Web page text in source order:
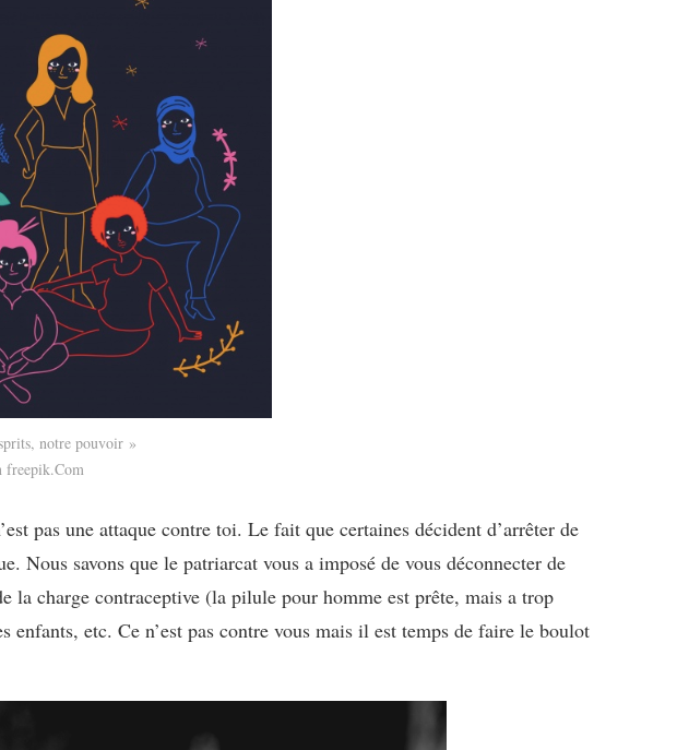
notre pouvoir »
freepik.Com
pas une attaque contre toi. Le fait que certaines décident d’arrêter de
Nous savons que le patriarcat vous a imposé de vous déconnecter de
la charge contraceptive (la pilule pour homme est prête, mais a trop
etc. Ce n’est pas contre vous mais il est temps de faire le boulot